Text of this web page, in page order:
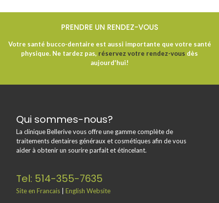
PRENDRE UN RENDEZ-VOUS
Votre santé bucco-dentaire est aussi importante que votre santé
physique. Ne tardez pas, réservez votre rendez-vous dès
aujourd'hui!
Qui sommes-nous?
La clinique Bellerive vous offre une gamme complète de
traitements dentaires généraux et cosmétiques afin de vous
aider à obtenir un sourire parfait et étincelant.
Tel: 514-355-7635
Site en Francais English Website